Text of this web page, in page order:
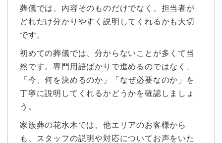
葬儀では、内容そのものだけでなく、担当者が
どれだけ分かりやすく説明してくれるかも大切
です。
初めての葬儀では、分からないことが多くて当
然です。専門用語ばかりで進めるのではなく、
「今、何を決めるのか」「なぜ必要なのか」を
丁寧に説明してくれるかどうかを確認しましょ
う。
家族葬の花水木では、他エリアのお客様から
も、スタッフの説明や対応についてお声をいた